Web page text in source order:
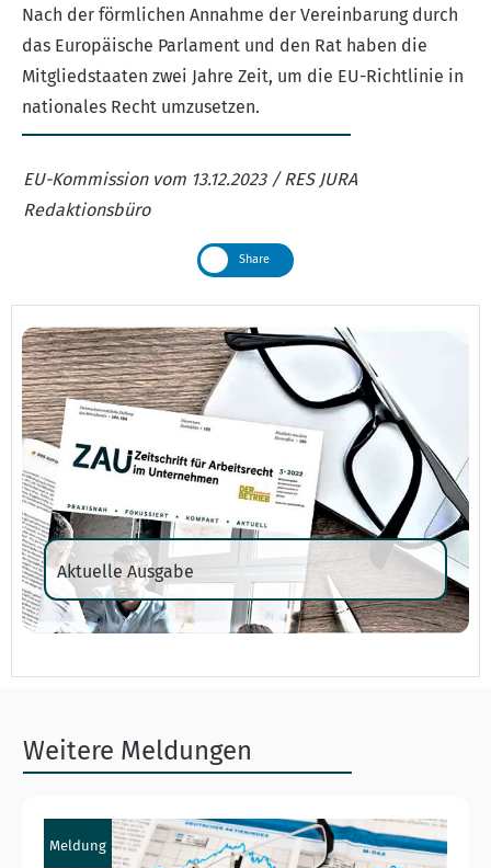
Nach der förmlichen Annahme der Vereinbarung durch
das Europäische Parlament und den Rat haben die
Mitgliedstaaten zwei Jahre Zeit, um die EU-Richtlinie in
nationales Recht umzusetzen.
EU-Kommission vom 13.12.2023 / RES JURA
Redaktionsbüro
Share
Aktuelle Ausgabe
Weitere Meldungen
Meldung